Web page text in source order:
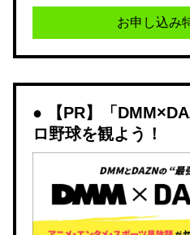
お申し込み
【PR】「
ロ野球を観よう！